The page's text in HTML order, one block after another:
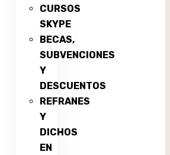
CURSOS
SKYPE
BECAS,
SUBVENCIONES
Y
DESCUENTOS
REFRANES
Y
DICHOS
EN